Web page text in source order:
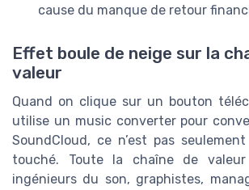
cause du manque de retour
Effet boule de neige sur la
valeur
Quand on clique sur un bouton
utilise un music converter pour
SoundCloud, ce n’est pas
touché. Toute la chaîne de
ingénieurs du son, graphistes,